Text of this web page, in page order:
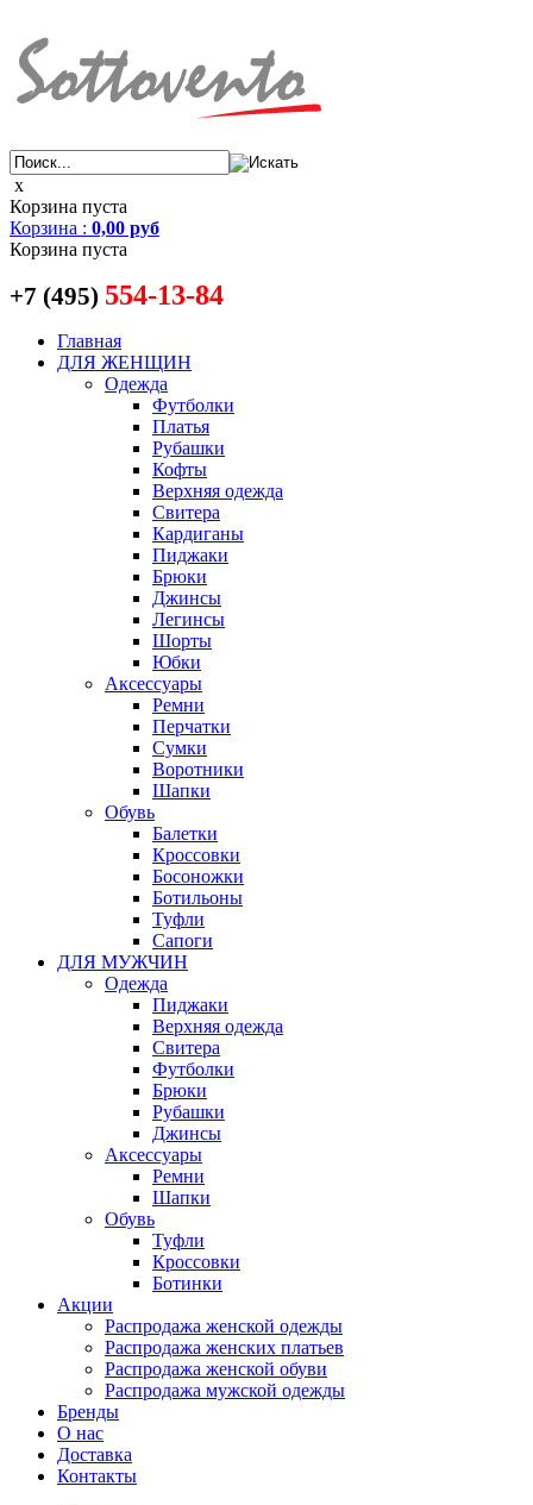
x
Корзина пуста
Корзина : 0,00 руб
Корзина пуста
+7 (495) 554-13-84
Главная
ДЛЯ ЖЕНЩИН
Одежда
Футболки
Платья
Рубашки
Кофты
Верхняя одежда
Свитера
Кардиганы
Пиджаки
Брюки
Джинсы
Легинсы
Шорты
Юбки
Аксессуары
Ремни
Перчатки
Сумки
Воротники
Шапки
Обувь
Балетки
Кроссовки
Босоножки
Ботильоны
Туфли
Сапоги
ДЛЯ МУЖЧИН
Одежда
Пиджаки
Верхняя одежда
Свитера
Футболки
Брюки
Рубашки
Джинсы
Аксессуары
Ремни
Шапки
Обувь
Туфли
Кроссовки
Ботинки
Акции
Распродажа женской одежды
Распродажа женских платьев
Распродажа женской обуви
Распродажа мужской одежды
Бренды
О нас
Доставка
Контакты